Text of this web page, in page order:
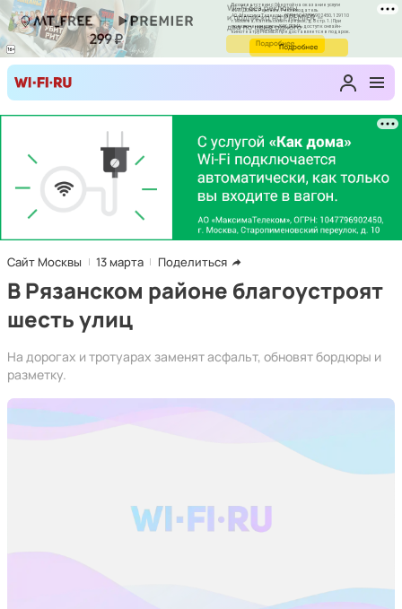
Сайт Москвы 13 марта Поделиться
В Рязанском районе благоустроят
шесть улиц
На дорогах и тротуарах заменят асфальт, обновят бордюры и
разметку.